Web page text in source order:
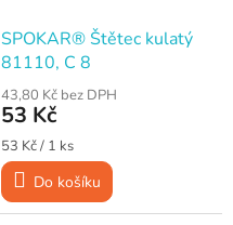
SPOKAR® Štětec kulatý
81110, C 8
43,80 Kč bez DPH
53 Kč
Měrná
cena:
53 Kč / 1 ks
Do košíku